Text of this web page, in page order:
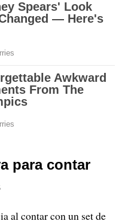
para contar
al contar con un set de